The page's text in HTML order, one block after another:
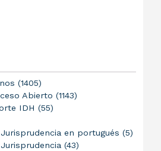
(1405)
Abierto (1143)
IDH (55)
en portugués (5)
(43)